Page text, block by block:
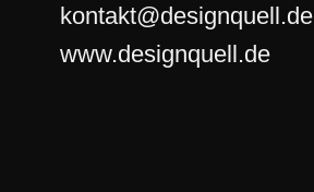
kontakt@designquell.de
www.designquell.de